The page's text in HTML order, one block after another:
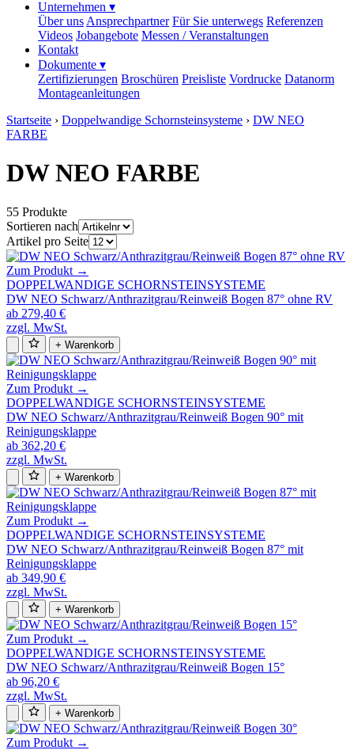
Unternehmen ▾
Über uns Ansprechpartner Für Sie unterwegs Referenzen
Videos Jobangebote Messen / Veranstaltungen
Kontakt
Dokumente ▾
Zertifizierungen Broschüren Preisliste Vordrucke Datanorm
Montageanleitungen
Startseite › Doppelwandige Schornsteinsysteme › DW NEO
FARBE
DW NEO FARBE
55 Produkte
Sortieren nach
Artikel pro Seite
Zum Produkt →
DOPPELWANDIGE SCHORNSTEINSYSTEME
DW NEO Schwarz/Anthrazitgrau/Reinweiß Bogen 87° ohne RV
ab 279,40 €
zzgl. MwSt.
+ Warenkorb
Zum Produkt →
DOPPELWANDIGE SCHORNSTEINSYSTEME
DW NEO Schwarz/Anthrazitgrau/Reinweiß Bogen 90° mit
Reinigungsklappe
ab 362,20 €
zzgl. MwSt.
+ Warenkorb
Zum Produkt →
DOPPELWANDIGE SCHORNSTEINSYSTEME
DW NEO Schwarz/Anthrazitgrau/Reinweiß Bogen 87° mit
Reinigungsklappe
ab 349,90 €
zzgl. MwSt.
+ Warenkorb
Zum Produkt →
DOPPELWANDIGE SCHORNSTEINSYSTEME
DW NEO Schwarz/Anthrazitgrau/Reinweiß Bogen 15°
ab 96,20 €
zzgl. MwSt.
+ Warenkorb
Zum Produkt →